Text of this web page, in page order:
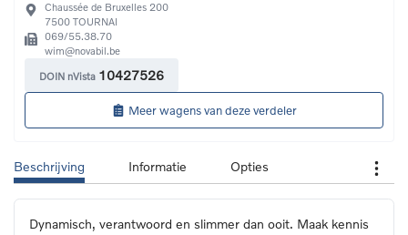
Chaussée de Bruxelles 200
7500 TOURNAI
069/55.38.70
wim@novabil.be
DOIN nVista 10427526
Meer wagens van deze verdeler
Beschrijving Informatie Opties
Dynamisch, verantwoord en slimmer dan ooit. Maak kennis